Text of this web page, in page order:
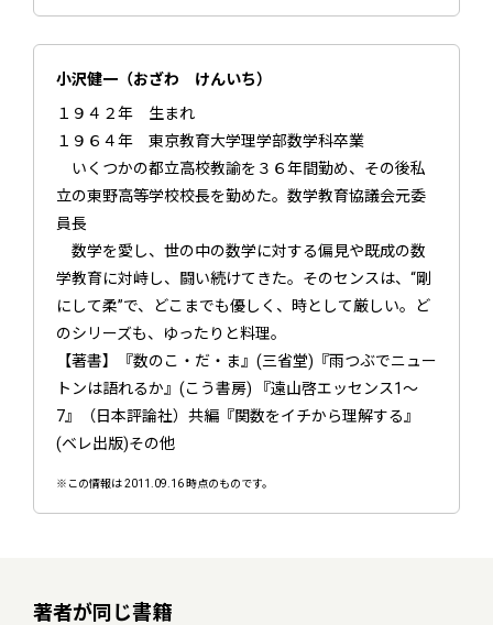
小沢健一（おざわ けんいち）
１９４２年 生まれ
１９６４年 東京教育大学理学部数学科卒業
いくつかの都立高校教諭を３６年間勤め、その後私
立の東野高等学校校長を勤めた。数学教育協議会元委
員長
数学を愛し、世の中の数学に対する偏見や既成の数
学教育に対峙し、闘い続けてきた。そのセンスは、“剛
にして柔”で、どこまでも優しく、時として厳しい。ど
のシリーズも、ゆったりと料理。
【著書】『数のこ・だ・ま』(三省堂)『雨つぶでニュー
トンは語れるか』(こう書房) 『遠山啓エッセンス1～
7』（日本評論社）共編『関数をイチから理解する』
(ベレ出版)その他
※この情報は 2011.09.16 時点のものです。
著者が同じ書籍